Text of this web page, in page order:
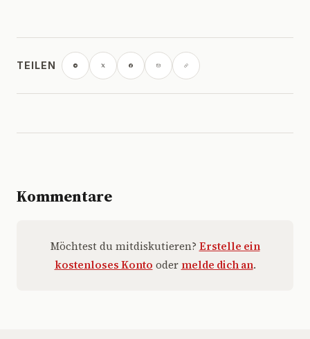
TEILEN
Kommentare
Möchtest du mitdiskutieren? Erstelle ein
kostenloses Konto oder melde dich an.